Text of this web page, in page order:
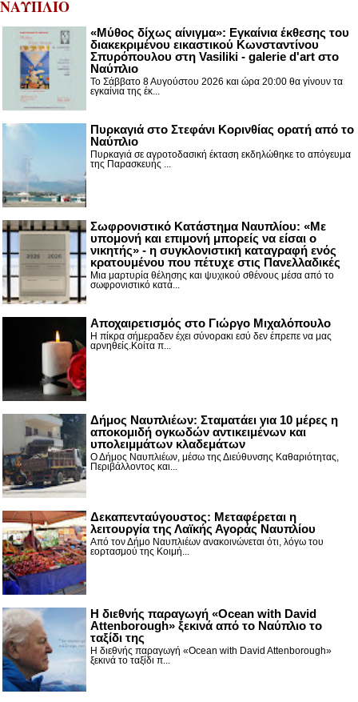
ΝΑΥΠΛΙΟ
«Μύθος δίχως αίνιγμα»: Εγκαίνια έκθεσης του
διακεκριμένου εικαστικού Κωνσταντίνου
Σπυρόπουλου στη Vasiliki - galerie d'art στο
Ναύπλιο
Το Σάββατο 8 Αυγούστου 2026 και ώρα 20:00 θα γίνουν τα
εγκαίνια της έκ...
Πυρκαγιά στο Στεφάνι Κορινθίας ορατή από το
Ναύπλιο
Πυρκαγιά σε αγροτοδασική έκταση εκδηλώθηκε το απόγευμα
της Παρασκευής ...
Σωφρονιστικό Κατάστημα Ναυπλίου: «Με
υπομονή και επιμονή μπορείς να είσαι ο
νικητής» - η συγκλονιστική καταγραφή ενός
κρατουμένου που πέτυχε στις Πανελλαδικές
Μια μαρτυρία θέλησης και ψυχικού σθένους μέσα από το
σωφρονιστικό κατά...
Αποχαιρετισμός στο Γιώργο Μιχαλόπουλο
Η πίκρα σήμεραδεν έχει σύνορακι εσύ δεν έπρεπε να μας
αρνηθείς.Κοίτα π...
Δήμος Ναυπλιέων: Σταματάει για 10 μέρες η
αποκομιδή ογκωδών αντικειμένων και
υπολειμμάτων κλαδεμάτων
Ο Δήμος Ναυπλιέων, μέσω της Διεύθυνσης Καθαριότητας,
Περιβάλλοντος και...
Δεκαπενταύγουστος: Μεταφέρεται η
λειτουργία της Λαϊκής Αγοράς Ναυπλίου
Από τον Δήμο Ναυπλιέων ανακοινώνεται ότι, λόγω του
εορτασμού της Κοιμή...
Η διεθνής παραγωγή «Ocean with David
Attenborough» ξεκινά από το Ναύπλιο το
ταξίδι της
Η διεθνής παραγωγή «Ocean with David Attenborough»
ξεκινά το ταξίδι π...